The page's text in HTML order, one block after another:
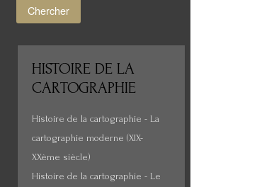
Chercher
HISTOIRE DE LA
CARTOGRAPHIE
Histoire de la cartographie - La
cartographie moderne (XIX-
XXème siècle)
Histoire de la cartographie - Le